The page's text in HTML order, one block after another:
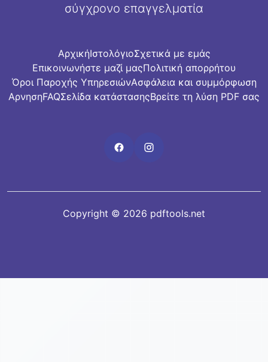
σύγχρονο επαγγελματία
ΑρχικήΙστολόγιοΣχετικά με εμάς
Επικοινωνήστε μαζί μαςΠολιτική απορρήτου
Όροι Παροχής ΥπηρεσιώνΑσφάλεια και συμμόρφωση
ΑρνησηFAQΣελίδα κατάστασηςΒρείτε τη λύση PDF σας
Copyright © 2026 pdftools.net